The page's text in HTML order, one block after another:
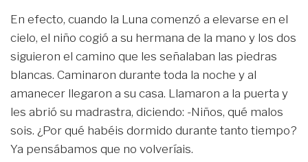
En efecto, cuando la Luna comenzó a elevarse en el
cielo, el niño cogió a su hermana de la mano y los dos
siguieron el camino que les señalaban las piedras
blancas. Caminaron durante toda la noche y al
amanecer llegaron a su casa. Llamaron a la puerta y
les abrió su madrastra, diciendo: -Niños, qué malos
sois. ¿Por qué habéis dormido durante tanto tiempo?
Ya pensábamos que no volveríais.